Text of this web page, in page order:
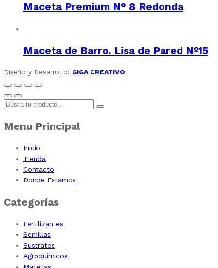
Maceta Premium N° 8 Redonda
Maceta de Barro. Lisa de Pared Nº15
Diseño y Desarrollo: GIGA CREATIVO
Menu Principal
Inicio
Tienda
Contacto
Donde Estamos
Categorías
Fertilizantes
Semillas
Sustratos
Agroquímicos